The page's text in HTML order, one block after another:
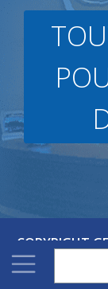
COPYRIGHT